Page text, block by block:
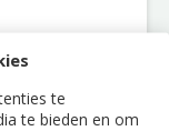
te
te bieden en om
om je
van